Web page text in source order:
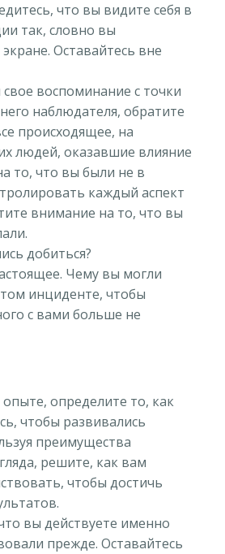
что вы видите себя в
так, словно вы
Оставайтесь вне
воспоминание с точки
наблюдателя, обратите
происходящее, на
людей, оказавшие влияние
то, что вы были не в
каждый аспект
внимание на то, что вы
добиться?
Чему вы могли
инциденте, чтобы
с вами больше не
определите то, как
чтобы развивались
преимущества
решите, как вам
чтобы достичь
вы действуете именно
прежде. Оставайтесь